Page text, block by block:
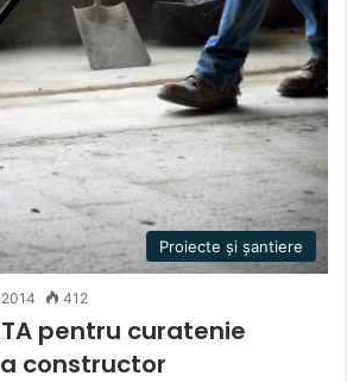
Proiecte și șantiere
412
pentru curatenie
constructor